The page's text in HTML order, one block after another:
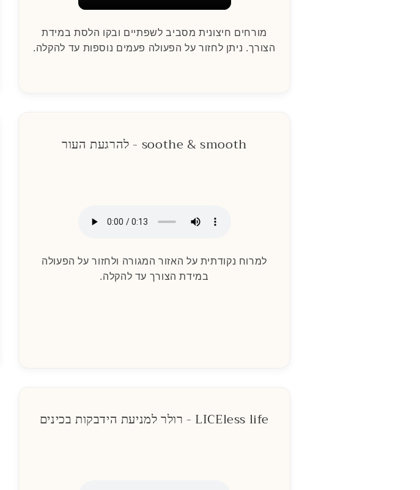
מורחים חיצונית מסביב לשפתיים ובקו הלסת במידת
הצורך. ניתן לחזור על הפעולה פעמים נוספות עד להקלה.
soothe & smooth - להרגעת העור
למרוח נקודתית על האזור המגורה ולחזור על הפעולה
במידת הצורך עד להקלה.
LICEless life - רולר למניעת הידבקות בכינים